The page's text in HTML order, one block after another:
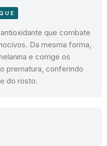
que combate
Da mesma forma,
e corrige os
prematura, conferindo
do rosto.